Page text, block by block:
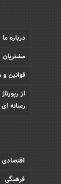
درباره ما
مشتریان
قوانین
از
رسانه ای
اقتصادی
فرهنگی